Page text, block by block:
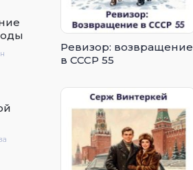
Ревизор: возвращение
в СССР 55